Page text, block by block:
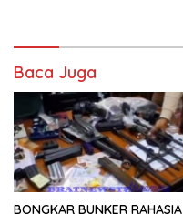
Baca Juga
BONGKAR BUNKER RAHASIA